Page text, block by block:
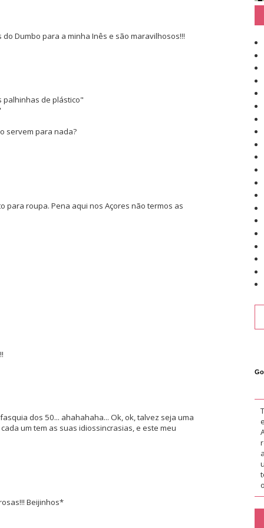
Dumbo para a minha Inês e são maravilhosos!!!
palhinhas de plástico"
servem para nada?
para roupa. Pena aqui nos Açores não termos as
dos 50... ahahahaha... Ok, ok, talvez seja uma
um tem as suas idiossincrasias, e este meu
Beijinhos*